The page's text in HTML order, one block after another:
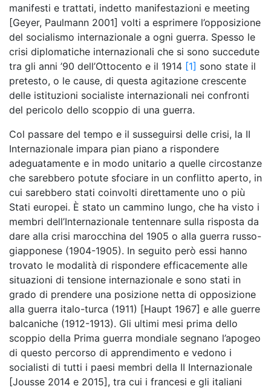
manifesti e trattati, indetto manifestazioni e meeting
[Geyer, Paulmann 2001] volti a esprimere l’opposizione
del socialismo internazionale a ogni guerra. Spesso le
crisi diplomatiche internazionali che si sono succedute
tra gli anni ’90 dell’Ottocento e il 1914 [1] sono state il
pretesto, o le cause, di questa agitazione crescente
delle istituzioni socialiste internazionali nei confronti
del pericolo dello scoppio di una guerra.
Col passare del tempo e il susseguirsi delle crisi, la II
Internazionale impara pian piano a rispondere
adeguatamente e in modo unitario a quelle circostanze
che sarebbero potute sfociare in un conflitto aperto, in
cui sarebbero stati coinvolti direttamente uno o più
Stati europei. È stato un cammino lungo, che ha visto i
membri dell’Internazionale tentennare sulla risposta da
dare alla crisi marocchina del 1905 o alla guerra russo-
giapponese (1904-1905). In seguito però essi hanno
trovato le modalità di rispondere efficacemente alle
situazioni di tensione internazionale e sono stati in
grado di prendere una posizione netta di opposizione
alla guerra italo-turca (1911) [Haupt 1967] e alle guerre
balcaniche (1912-1913). Gli ultimi mesi prima dello
scoppio della Prima guerra mondiale segnano l’apogeo
di questo percorso di apprendimento e vedono i
socialisti di tutti i paesi membri della II Internazionale
[Jousse 2014 e 2015], tra cui i francesi e gli italiani